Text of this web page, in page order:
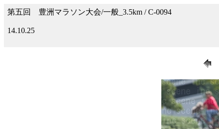
第五回 豊洲マラソン大会/一般_3.5km / C-0094
14.10.25